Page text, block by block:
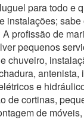
para todo e
instalações; sabe
profissão de
pequenos
chuveiro,
antenista,
e
de cortinas,
de